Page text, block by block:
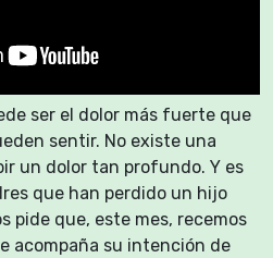
ser el dolor más fuerte que
sentir. No existe una
un dolor tan profundo. Y es
que han perdido un hijo
pide que, este mes, recemos
acompaña su intención de